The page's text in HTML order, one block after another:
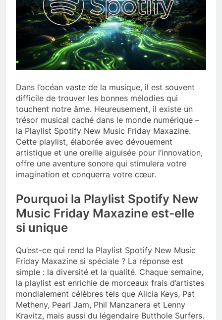
Dans l’océan vaste de la musique, il est souvent
difficile de trouver les bonnes mélodies qui
touchent notre âme. Heureusement, il existe un
trésor musical caché dans le monde numérique –
la Playlist Spotify New Music Friday Maxazine.
Cette playlist, élaborée avec dévouement
artistique et une oreille aiguisée pour l’innovation,
offre une aventure sonore qui stimulera votre
imagination et conquerra votre cœur.
Pourquoi la Playlist Spotify New
Music Friday Maxazine est-elle
si unique
Qu’est-ce qui rend la Playlist Spotify New Music
Friday Maxazine si spéciale ? La réponse est
simple : la diversité et la qualité. Chaque semaine,
la playlist est enrichie de morceaux frais d’artistes
mondialement célèbres tels que Alicia Keys, Pat
Metheny, Pearl Jam, Phil Manzanera et Lenny
Kravitz, mais aussi du légendaire Butthole Surfers.